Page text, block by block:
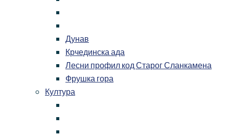
Дунав
Крчединска ада
Лесни профил код Старог Сланкамена
Фрушка гора
Култура